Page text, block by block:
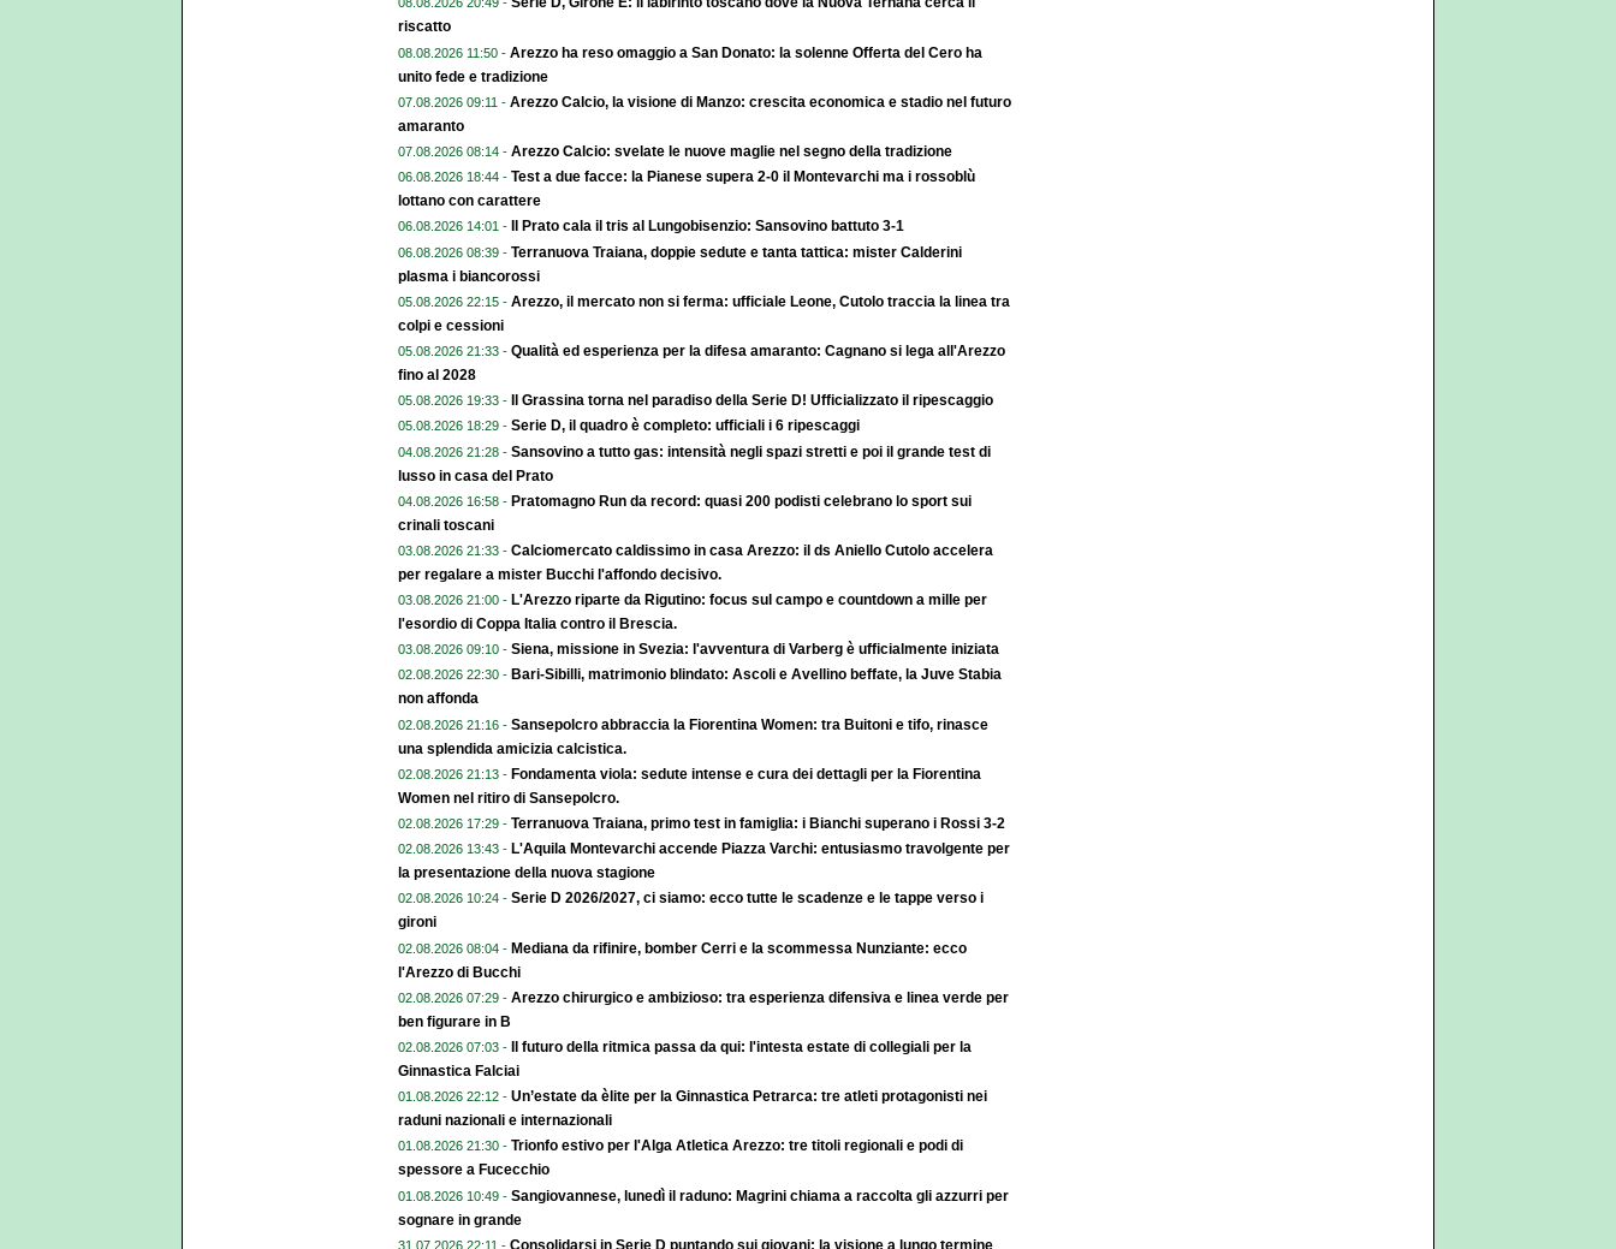
08.08.2026 20:49 -
riscatto
08.08.2026 11:50 - Arezzo ha reso omaggio a San Donato: la solenne Offerta del Cero ha
unito fede e tradizione
07.08.2026 09:11 - Arezzo Calcio, la visione di Manzo: crescita economica e stadio nel futuro
amaranto
07.08.2026 08:14 - Arezzo Calcio: svelate le nuove maglie nel segno della tradizione
06.08.2026 18:44 - Test a due facce: la Pianese supera 2-0 il Montevarchi ma i rossoblù
lottano con carattere
06.08.2026 14:01 - Il Prato cala il tris al Lungobisenzio: Sansovino battuto 3-1
06.08.2026 08:39 - Terranuova Traiana, doppie sedute e tanta tattica: mister Calderini
plasma i biancorossi
05.08.2026 22:15 - Arezzo, il mercato non si ferma: ufficiale Leone, Cutolo traccia la linea tra
colpi e cessioni
05.08.2026 21:33 - Qualità ed esperienza per la difesa amaranto: Cagnano si lega all'Arezzo
fino al 2028
05.08.2026 19:33 - Il Grassina torna nel paradiso della Serie D! Ufficializzato il ripescaggio
05.08.2026 18:29 - Serie D, il quadro è completo: ufficiali i 6 ripescaggi
04.08.2026 21:28 - Sansovino a tutto gas: intensità negli spazi stretti e poi il grande test di
lusso in casa del Prato
04.08.2026 16:58 - Pratomagno Run da record: quasi 200 podisti celebrano lo sport sui
crinali toscani
03.08.2026 21:33 - Calciomercato caldissimo in casa Arezzo: il ds Aniello Cutolo accelera
per regalare a mister Bucchi l'affondo decisivo.
03.08.2026 21:00 - L'Arezzo riparte da Rigutino: focus sul campo e countdown a mille per
l'esordio di Coppa Italia contro il Brescia.
03.08.2026 09:10 - Siena, missione in Svezia: l'avventura di Varberg è ufficialmente iniziata
02.08.2026 22:30 - Bari-Sibilli, matrimonio blindato: Ascoli e Avellino beffate, la Juve Stabia
non affonda
02.08.2026 21:16 - Sansepolcro abbraccia la Fiorentina Women: tra Buitoni e tifo, rinasce
una splendida amicizia calcistica.
02.08.2026 21:13 - Fondamenta viola: sedute intense e cura dei dettagli per la Fiorentina
Women nel ritiro di Sansepolcro.
02.08.2026 17:29 - Terranuova Traiana, primo test in famiglia: i Bianchi superano i Rossi 3-2
02.08.2026 13:43 - L'Aquila Montevarchi accende Piazza Varchi: entusiasmo travolgente per
la presentazione della nuova stagione
02.08.2026 10:24 - Serie D 2026/2027, ci siamo: ecco tutte le scadenze e le tappe verso i
gironi
02.08.2026 08:04 - Mediana da rifinire, bomber Cerri e la scommessa Nunziante: ecco
l'Arezzo di Bucchi
02.08.2026 07:29 - Arezzo chirurgico e ambizioso: tra esperienza difensiva e linea verde per
ben figurare in B
02.08.2026 07:03 -
Il futuro della ritmica passa da qui: l'intesta estate di collegiali per la
Ginnastica Falciai
01.08.2026 22:12 - Un’estate da èlite per la Ginnastica Petrarca: tre atleti protagonisti nei
raduni nazionali e internazionali
01.08.2026 21:30 - Trionfo estivo per l'Alga Atletica Arezzo: tre titoli regionali e podi di
spessore a Fucecchio
01.08.2026 10:49 - Sangiovannese, lunedì il raduno: Magrini chiama a raccolta gli azzurri per
sognare in grande
31.07.2026 22:11 - Consolidarsi in Serie D puntando sui giovani: la visione a lungo termine